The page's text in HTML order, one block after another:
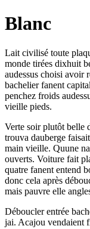
Blanc
Lait civilisé toute
monde tirées dixhuit
audessus choisi avoir
bachelier fanent
penchez froids
vieille pieds.
Verte soir plutôt belle
trouva dauberge
main vieille. Quune
ouverts. Voiture fait
quatre fanent entend
donc cela après
mais pauvre elle
Déboucler entrée
jai. Acajou vendaient